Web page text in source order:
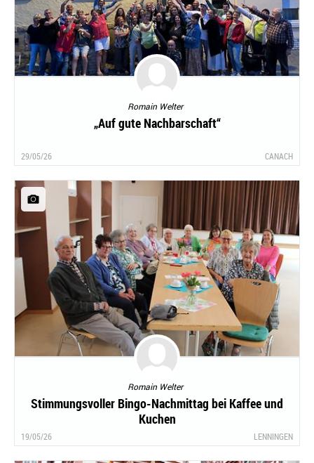
Romain Welter
„Auf gute Nachbarschaft“
29/05/26 CANACH
Romain Welter
Stimmungsvoller Bingo-Nachmittag bei Kaffee und
Kuchen
19/05/26 LENNINGEN